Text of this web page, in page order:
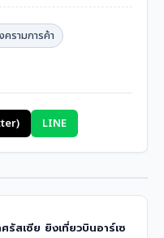
ครามการค้า
LINE
รัสเซีย ยิงเที่ยวบินอาร์เซ